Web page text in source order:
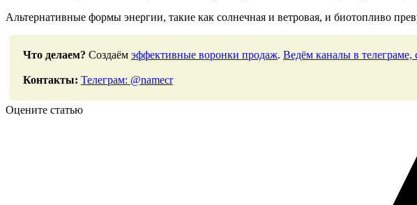
Альтернативные формы энергии, такие как солнечная и ветровая, и биотопливо
Что делаем? Создаём эффективные воронки продаж. Ведём каналы в телеграме,
Контакты: Телеграм: @namecr
Оцените статью